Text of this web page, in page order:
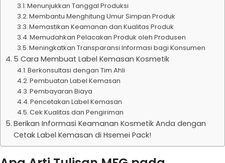
Menunjukkan Tanggal Produksi
Membantu Menghitung Umur Simpan Produk
Memastikan Keamanan dan Kualitas Produk
Memudahkan Pelacakan Produk oleh Produsen
Meningkatkan Transparansi Informasi bagi Konsumen
5 Cara Membuat Label Kemasan Kosmetik
Berkonsultasi dengan Tim Ahli
Pembuatan Label Kemasan
Pembayaran Biaya
Pencetakan Label Kemasan
Cek Kualitas dan Pengiriman
Berikan Informasi Keamanan Kosmetik Anda dengan
Cetak Label Kemasan di Hsemei Pack!